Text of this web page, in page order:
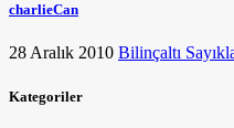
charlieCan
28 Aralık 2010 Bilinçaltı
Kategoriler